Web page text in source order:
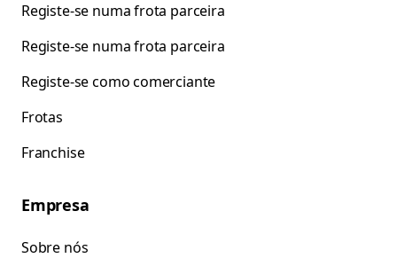
Registe-se numa frota parceira
Registe-se numa frota parceira
Registe-se como comerciante
Frotas
Franchise
Empresa
Sobre nós